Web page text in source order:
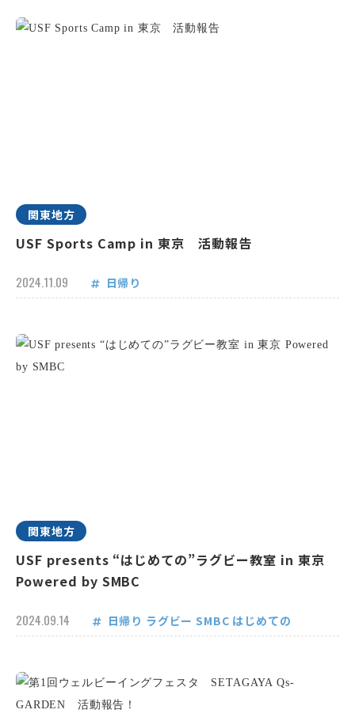
関東地方
USF Sports Camp in 東京 活動報告
2024.11.09 日帰り
関東地方
USF presents “はじめての”ラグビー教室 in 東京
Powered by SMBC
2024.09.14 日帰り ラグビー SMBC はじめての